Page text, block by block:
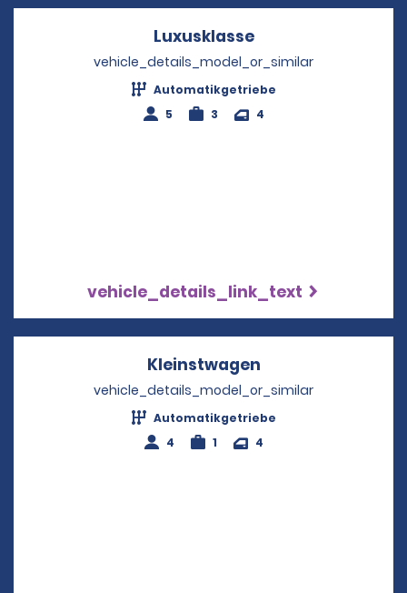
LuxusklasseOpens in a new
vehicle_details_model_or_similar
Automatikgetriebe
5
3 4
vehicle_details_link_text
Kleinstwagen
vehicle_details_model_or_similar
Automatikgetriebe
4
1 4